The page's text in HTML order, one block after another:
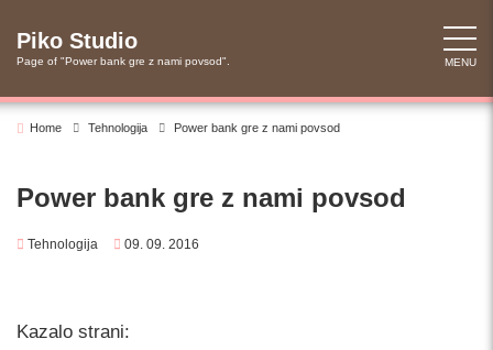
content
Piko Studio
Page of "Power bank gre z nami povsod". MENU
Home Tehnologija Power bank gre z nami povsod
Power bank gre z nami povsod
Tehnologija 09. 09. 2016
Kazalo strani: